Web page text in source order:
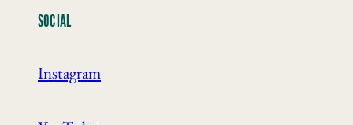
SOCIAL
Instagram